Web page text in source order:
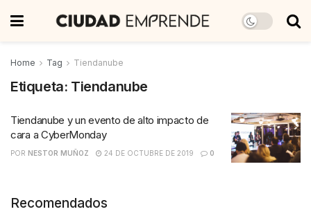
Home Tag Tiendanube
Etiqueta: Tiendanube
Tiendanube y un evento de alto impacto de
cara a CyberMonday
POR NESTOR MUÑOZ 24 DE OCTUBRE DE 2019 0
Recomendados